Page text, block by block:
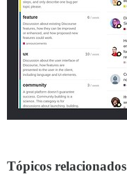
Tópicos relacionados